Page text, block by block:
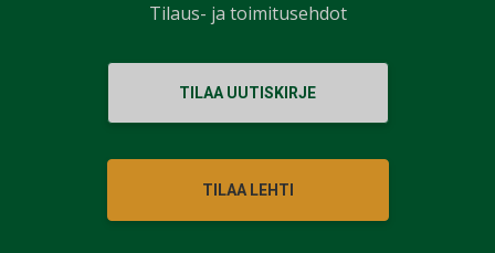
TILAA UUTISKIRJE
TILAA LEHTI
Tilaus- ja toimitusehdot